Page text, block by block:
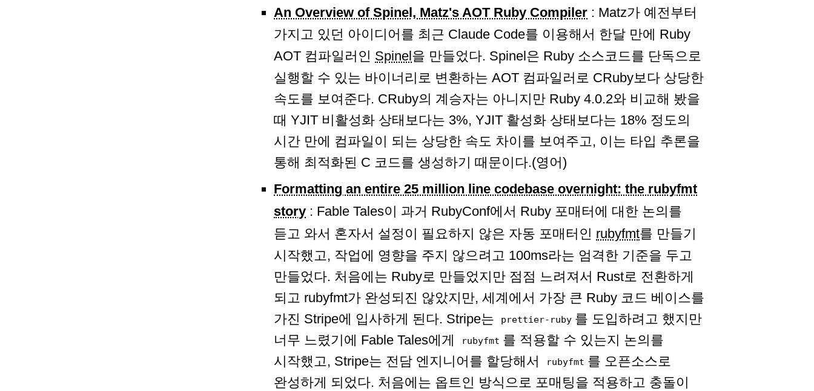
An Overview of Spinel, Matz's AOT Ruby Compiler : Matz가 예전부터
가지고 있던 아이디어를 최근 Claude Code를 이용해서 한달 만에 Ruby
AOT 컴파일러인 Spinel을 만들었다. Spinel은 Ruby 소스코드를 단독으로
실행할 수 있는 바이너리로 변환하는 AOT 컴파일러로 CRuby보다 상당한
속도를 보여준다. CRuby의 계승자는 아니지만 Ruby 4.0.2와 비교해 봤을
때 YJIT 비활성화 상태보다는 3%, YJIT 활성화 상태보다는 18% 정도의
시간 만에 컴파일이 되는 상당한 속도 차이를 보여주고, 이는 타입 추론을
통해 최적화된 C 코드를 생성하기 때문이다.(영어)
Formatting an entire 25 million line codebase overnight: the rubyfmt
story : Fable Tales이 과거 RubyConf에서 Ruby 포매터에 대한 논의를
듣고 와서 혼자서 설정이 필요하지 않은 자동 포매터인 rubyfmt를 만들기
시작했고, 작업에 영향을 주지 않으려고 100ms라는 엄격한 기준을 두고
만들었다. 처음에는 Ruby로 만들었지만 점점 느려져서 Rust로 전환하게
되고 rubyfmt가 완성되진 않았지만, 세계에서 가장 큰 Ruby 코드 베이스를
가진 Stripe에 입사하게 된다. Stripe는
prettier-ruby 를 도입하려고 했지만
너무 느렸기에 Fable Tales에게
rubyfmt 를 적용할 수 있는지 논의를
시작했고, Stripe는 전담 엔지니어를 할당해서
rubyfmt 를 오픈소스로
완성하게 되었다. 처음에는 옵트인 방식으로 포매팅을 적용하고 충돌이